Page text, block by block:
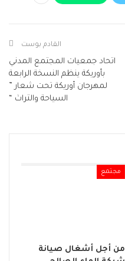
القادم بوست
اتحاد جمعيات المجتمع المدني
بأوريكة ينظم النسخة الرابعة
لمهرجان أوريكة تحت شعار ”
السياحة والتراث “
مجتمع
من أجل أشغال صيانة